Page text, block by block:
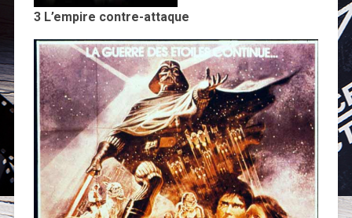
3 L’empire contre-attaque